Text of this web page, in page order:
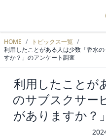
HOME / トピックス一覧 /
利用したことがある人は少数「香水
すか？」のアンケート調査
利用したことが
のサブスクサー
がありますか？